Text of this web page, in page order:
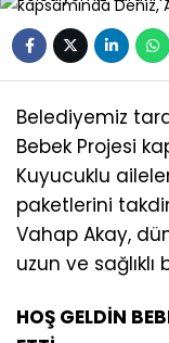
Belediyemiz
Bebek Projesi
Kuyucuklu
paketlerini
Vahap Akay,
uzun ve
HOŞ GELDİN